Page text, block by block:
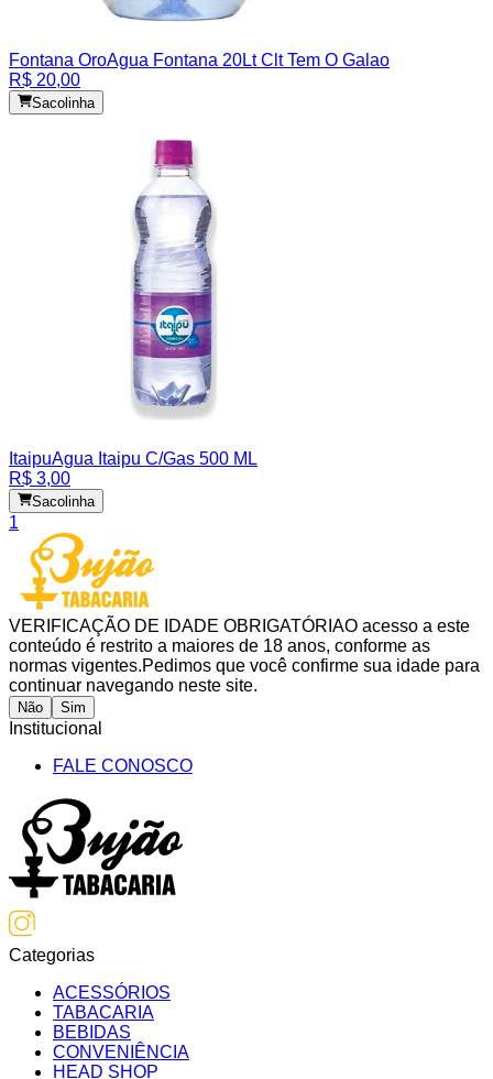
Fontana OroAgua Fontana 20Lt Clt Tem O Galao
R$ 20,00
Sacolinha
ItaipuAgua Itaipu C/Gas 500 ML
R$ 3,00
Sacolinha
1
VERIFICAÇÃO DE IDADE OBRIGATÓRIAO acesso a este
conteúdo é restrito a maiores de 18 anos, conforme as
normas vigentes.Pedimos que você confirme sua idade para
continuar navegando neste site.
Não Sim
Institucional
FALE CONOSCO
Categorias
ACESSÓRIOS
TABACARIA
BEBIDAS
CONVENIÊNCIA
HEAD SHOP